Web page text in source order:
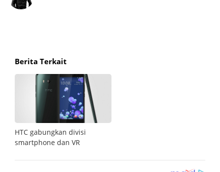
Berita Terkait
HTC gabungkan divisi
smartphone dan VR